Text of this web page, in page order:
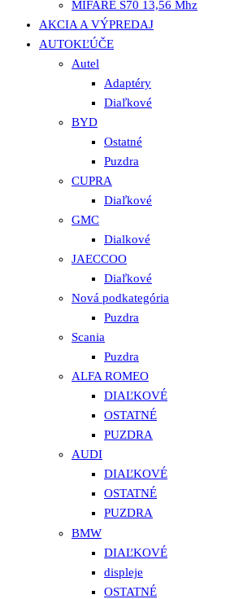
MIFARE S70 13,56 Mhz
AKCIA A VÝPREDAJ
AUTOKĽÚČE
Autel
Adaptéry
Diaľkové
BYD
Ostatné
Puzdra
CUPRA
Diaľkové
GMC
Dialkové
JAECCOO
Diaľkové
Nová podkategória
Puzdra
Scania
Puzdra
ALFA ROMEO
DIAĽKOVÉ
OSTATNÉ
PUZDRA
AUDI
DIAĽKOVÉ
OSTATNÉ
PUZDRA
BMW
DIAĽKOVÉ
displeje
OSTATNÉ